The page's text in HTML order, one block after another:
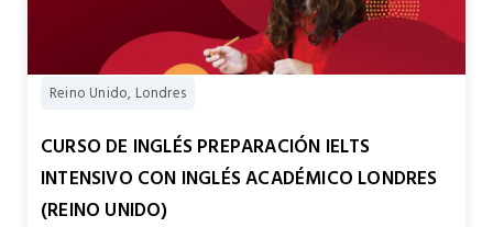
Reino Unido, Londres
CURSO DE INGLÉS PREPARACIÓN IELTS
INTENSIVO CON INGLÉS ACADÉMICO LONDRES
(REINO UNIDO)